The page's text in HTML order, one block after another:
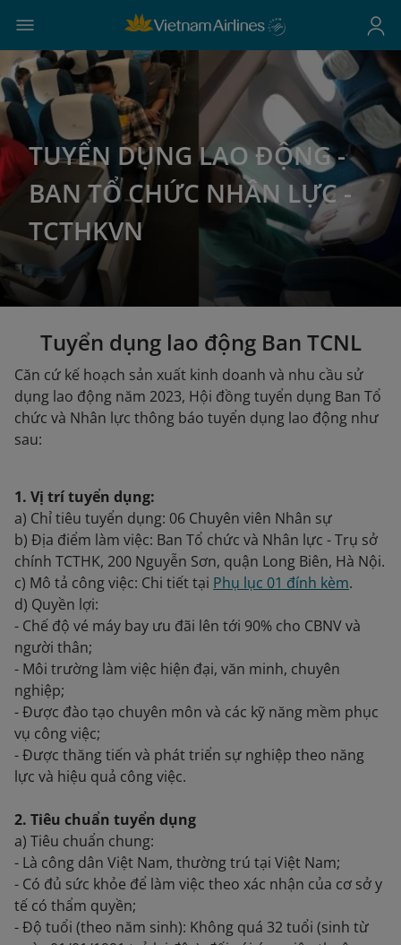
TUYỂN DỤNG LAO ĐỘNG -
BAN TỔ CHỨC NHÂN LỰC -
TCTHKVN
Tuyển dụng lao động Ban TCNL
Căn cứ kế hoạch sản xuất kinh doanh và nhu cầu sử
dụng lao động năm 2023, Hội đồng tuyển dụng Ban Tổ
chức và Nhân lực thông báo tuyển dụng lao động như
sau:
1. Vị trí tuyển dụng:
a) Chỉ tiêu tuyển dụng: 06 Chuyên viên Nhân sự
b) Địa điểm làm việc: Ban Tổ chức và Nhân lực - Trụ sở
chính TCTHK, 200 Nguyễn Sơn, quận Long Biên, Hà Nội.
c) Mô tả công việc: Chi tiết tại Phụ lục 01 đính kèm.
d) Quyền lợi:
- Chế độ vé máy bay ưu đãi lên tới 90% cho CBNV và
người thân;
- Môi trường làm việc hiện đại, văn minh, chuyên
nghiệp;
- Được đào tạo chuyên môn và các kỹ năng mềm phục
vụ công việc;
- Được thăng tiến và phát triển sự nghiệp theo năng
lực và hiệu quả công việc.
2. Tiêu chuẩn tuyển dụng
a) Tiêu chuẩn chung:
- Là công dân Việt Nam, thường trú tại Việt Nam;
- Có đủ sức khỏe để làm việc theo xác nhận của cơ sở y
tế có thẩm quyền;
- Độ tuổi (theo năm sinh): Không quá 32 tuổi (sinh từ